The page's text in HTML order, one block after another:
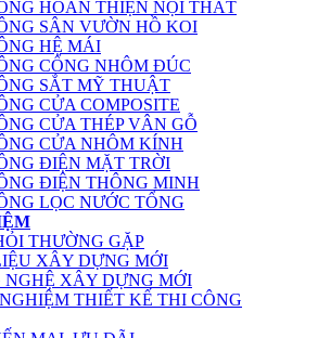
HOÀN THIỆN NỘI THẤT
SÂN VƯỜN HỒ KOI
HỆ MÁI
CỔNG NHÔM ĐÚC
SẮT MỸ THUẬT
CỬA COMPOSITE
CỬA THÉP VÂN GỖ
CỬA NHÔM KÍNH
ĐIỆN MẶT TRỜI
ĐIỆN THÔNG MINH
LỌC NƯỚC TỔNG
THƯỜNG GẶP
XÂY DỰNG MỚI
NGHỆ XÂY DỰNG MỚI
THIẾT KẾ THI CÔNG